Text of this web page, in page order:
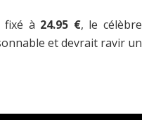
fixé à 24.95 €, le célèbre
et devrait ravir un